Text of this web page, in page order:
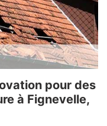
pour des
à Fignevelle,